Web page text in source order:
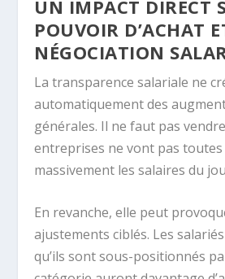
UN IMPACT DIRECT
POUVOIR D’ACHAT
NÉGOCIATION
La transparence salariale ne
automatiquement des
générales. Il ne faut pas
entreprises ne vont pas
massivement les salaires du
En revanche, elle peut
ajustements ciblés. Les
qu’ils sont sous-positionnés